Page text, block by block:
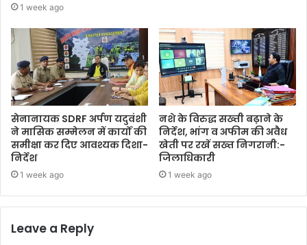
1 week ago
सेनानायक SDRF अर्पण यदुवंशी
ने मासिक सम्मेलन में कार्यों की
समीक्षा कर दिए आवश्यक दिशा-
निर्देश
1 week ago
नशे के विरुद्ध सख्ती बढ़ाने के
निर्देश, भांग व अफीम की अवैध
खेती पर रखें सख्त निगरानी:-
जिलाधिकारी
1 week ago
Leave a Reply